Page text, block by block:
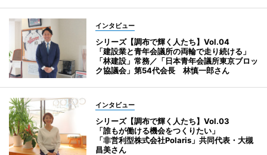
インタビュー
シリーズ【調布で輝く人たち】Vol.04
「建設業と青年会議所の両輪で走り続ける」
「林建設」常務／「日本青年会議所東京ブロッ
ク協議会」第54代会長 林慎一郎さん
インタビュー
シリーズ【調布で輝く人たち】Vol.03
「誰もが働ける機会をつくりたい」
「非営利型株式会社Polaris」共同代表・大槻
昌美さん